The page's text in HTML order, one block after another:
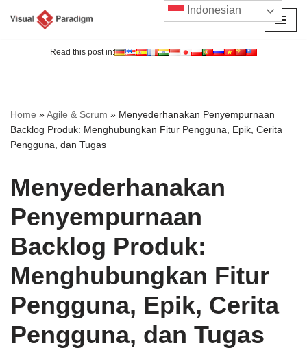
Read this post in:
Home »Agile & Scrum » Menyederhanakan Penyempurnaan
Backlog Produk: Menghubungkan Fitur Pengguna, Epik, Cerita
Pengguna, dan Tugas
Menyederhanakan
Penyempurnaan
Backlog Produk:
Menghubungkan Fitur
Pengguna, Epik, Cerita
Pengguna, dan Tugas
Indonesian